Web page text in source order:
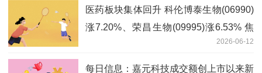
医药板块集体回升 科伦博泰生物(06990)
涨7.20%、荣昌生物(09995)涨6.53% 焦
2026-06-12
每日信息：嘉元科技成交额创上市以来新